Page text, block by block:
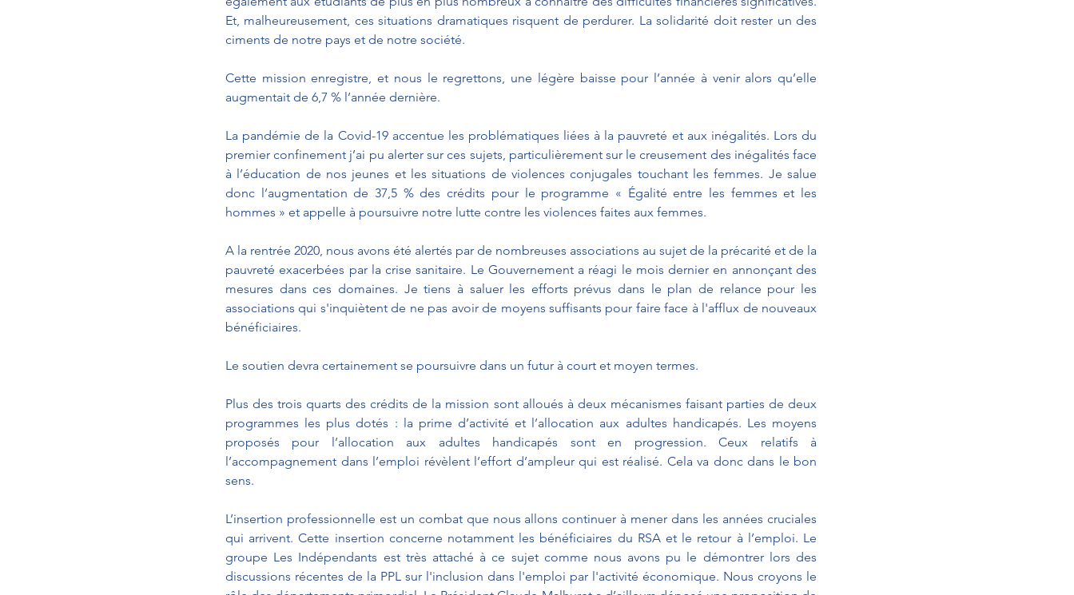
Et, malheureusement, ces situations dramatiques risquent de perdurer. La solidarité doit rester un des
ciments de notre pays et de notre société.
Cette mission enregistre, et nous le regrettons, une légère baisse pour l’année à venir alors qu’elle
augmentait de 6,7 % l’année dernière.
La pandémie de la Covid-19 accentue les problématiques liées à la pauvreté et aux inégalités. Lors du
premier confinement j’ai pu alerter sur ces sujets, particulièrement sur le creusement des inégalités face
à l’éducation de nos jeunes et les situations de violences conjugales touchant les femmes. Je salue
donc l’augmentation de 37,5 % des crédits pour le programme « Égalité entre les femmes et les
hommes » et appelle à poursuivre notre lutte contre les violences faites aux femmes.
A la rentrée 2020, nous avons été alertés par de nombreuses associations au sujet de la précarité et de la
pauvreté exacerbées par la crise sanitaire. Le Gouvernement a réagi le mois dernier en annonçant des
mesures dans ces domaines. Je tiens à saluer les efforts prévus dans le plan de relance pour les
associations qui s'inquiètent de ne pas avoir de moyens suffisants pour faire face à l'afflux de nouveaux
bénéficiaires.
Le soutien devra certainement se poursuivre dans un futur à court et moyen termes.
Plus des trois quarts des crédits de la mission sont alloués à deux mécanismes faisant parties de deux
programmes les plus dotés : la prime d’activité et l’allocation aux adultes handicapés. Les moyens
proposés pour l’allocation aux adultes handicapés sont en progression. Ceux relatifs à
l’accompagnement dans l’emploi révèlent l’effort d’ampleur qui est réalisé. Cela va donc dans le bon
sens.
L’insertion professionnelle est un combat que nous allons continuer à mener dans les années cruciales
qui arrivent. Cette insertion concerne notamment les bénéficiaires du RSA et le retour à l’emploi. Le
groupe Les Indépendants est très attaché à ce sujet comme nous avons pu le démontrer lors des
discussions récentes de la PPL sur l'inclusion dans l'emploi par l'activité économique. Nous croyons le